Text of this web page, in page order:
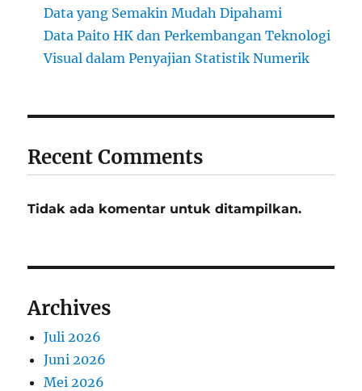
Data yang Semakin Mudah Dipahami
Data Paito HK dan Perkembangan Teknologi
Visual dalam Penyajian Statistik Numerik
Recent Comments
Tidak ada komentar untuk ditampilkan.
Archives
Juli 2026
Juni 2026
Mei 2026